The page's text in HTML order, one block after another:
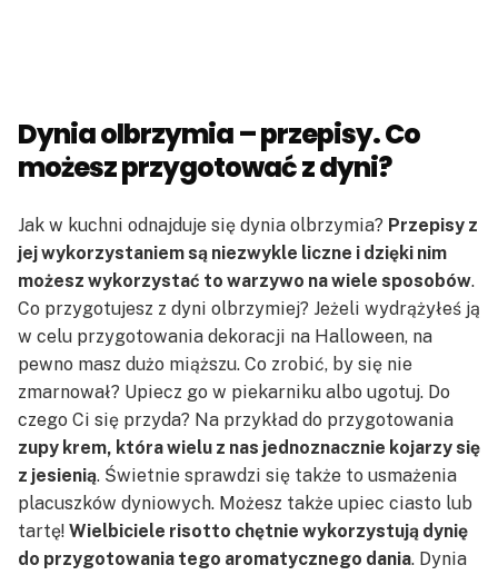
Dynia olbrzymia – przepisy. Co
możesz przygotować z dyni?
Jak w kuchni odnajduje się dynia olbrzymia? Przepisy z
jej wykorzystaniem są niezwykle liczne i dzięki nim
możesz wykorzystać to warzywo na wiele sposobów.
Co przygotujesz z dyni olbrzymiej? Jeżeli wydrążyłeś ją
w celu przygotowania dekoracji na Halloween, na
pewno masz dużo miąższu. Co zrobić, by się nie
zmarnował? Upiecz go w piekarniku albo ugotuj. Do
czego Ci się przyda? Na przykład do przygotowania
zupy krem, która wielu z nas jednoznacznie kojarzy się
z jesienią. Świetnie sprawdzi się także to usmażenia
placuszków dyniowych. Możesz także upiec ciasto lub
tartę! Wielbiciele risotto chętnie wykorzystują dynię
do przygotowania tego aromatycznego dania. Dynia